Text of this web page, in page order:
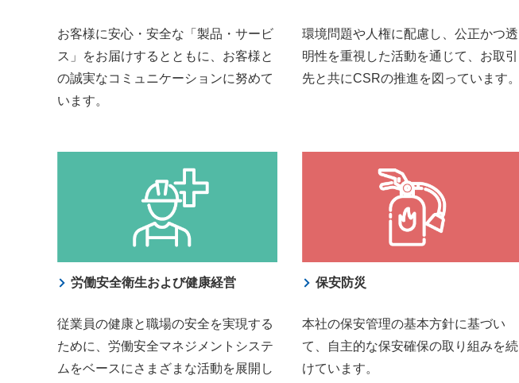
お客様に安心・安全な「製品・サービ
ス」をお届けするとともに、お客様と
の誠実なコミュニケーションに努めて
います。
環境問題や人権に配慮し、公正かつ透
明性を重視した活動を通じて、お取引
先と共にCSRの推進を図っています。
労働安全衛生および健康経営
従業員の健康と職場の安全を実現する
ために、労働安全マネジメントシステ
ムをベースにさまざまな活動を展開し
保安防災
本社の保安管理の基本方針に基づい
て、自主的な保安確保の取り組みを続
けています。